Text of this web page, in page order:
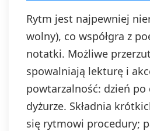
Rytm jest najpewniej
wolny), co współgra z
notatki. Możliwe
spowalniają lekturę i
powtarzalność: dzień
dyżurze. Składnia
się rytmowi procedury;